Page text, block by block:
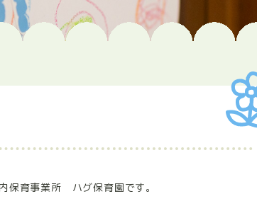
育事業所 ハグ保育園です。